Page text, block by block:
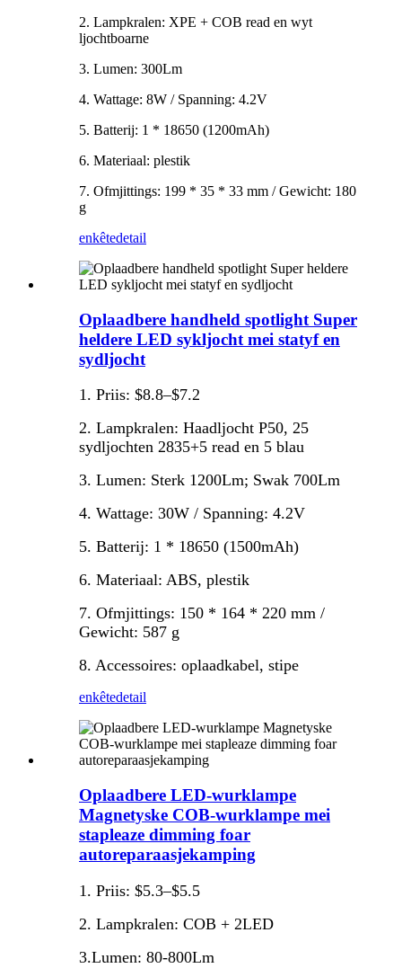
2. Lampkralen: XPE + COB read en wyt
ljochtboarne
3. Lumen: 300Lm
4. Wattage: 8W / Spanning: 4.2V
5. Batterij: 1 * 18650 (1200mAh)
6. Materiaal: plestik
7. Ofmjittings: 199 * 35 * 33 mm / Gewicht: 180
g
enkêtedetail
Oplaadbere handheld spotlight Super
heldere LED sykljocht mei statyf en
sydljocht
1. Priis: $8.8–$7.2
2. Lampkralen: Haadljocht P50, 25
sydljochten 2835+5 read en 5 blau
3. Lumen: Sterk 1200Lm; Swak 700Lm
4. Wattage: 30W / Spanning: 4.2V
5. Batterij: 1 * 18650 (1500mAh)
6. Materiaal: ABS, plestik
7. Ofmjittings: 150 * 164 * 220 mm /
Gewicht: 587 g
8. Accessoires: oplaadkabel, stipe
enkêtedetail
Oplaadbere LED-wurklampe
Magnetyske COB-wurklampe mei
stapleaze dimming foar
autoreparaasjekamping
1. Priis: $5.3–$5.5
2. Lampkralen: COB + 2LED
3.Lumen: 80-800Lm